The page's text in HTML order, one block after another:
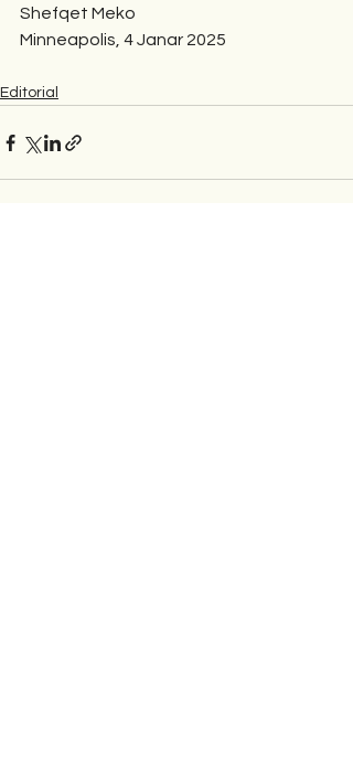
Shefqet Meko
Minneapolis, 4 Janar 2025
Editorial